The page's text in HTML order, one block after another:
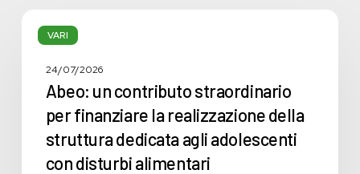
VARI
straordinario
realizzazione
24/07/2026
Abeo: un contributo straordinario
per finanziare la realizzazione della
struttura dedicata agli adolescenti
con disturbi alimentari